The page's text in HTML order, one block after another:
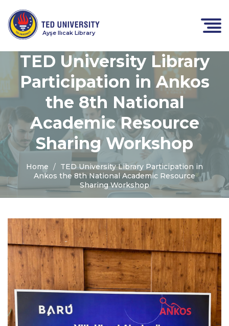
Ayşe Ilıcak Library
TED University Library
Participation in Ankos
the 8th National
Academic Resource
Sharing Workshop
Home
TED University Library Participation in
Ankos the 8th National Academic Resource
Sharing Workshop